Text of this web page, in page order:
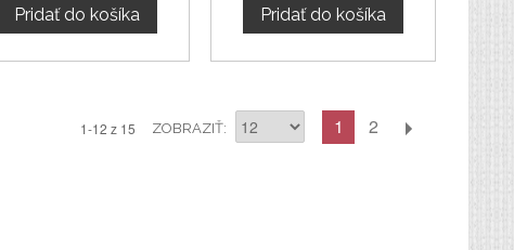
Pridať do košíka Pridať do košíka
1-12 z 15 ZOBRAZIŤ 1 2